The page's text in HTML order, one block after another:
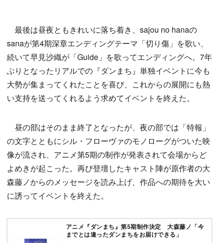
最後は昼夜ともきれいに落ち着き、sajou no hanaの
sanaが第4期深章エンディングテーマ「切り傷」を歌い、
続いて早見沙織が「Guide」を歌ってエンディングへ。7年
ぶりとなったリアルでの『ダンまち』単独イベントに今も
大勢が集まってくれたことを喜び、これからの展開にも熱
い支持を送ってくれるよう求めてイベントを終えた。
昼の部はそのまま終了となったが、夜の部では「特報」
の文字とともにシル・フローヴァのモノローグがついた映
像が流され、アニメ第5期の制作が発表されて会場からど
よめきが起こった。再び登壇したキャスト陣が原作者の大
森藤ノからのメッセージを読み上げ、作品への期待を大い
に誘ってイベントを終えた。
アニメ『ダンまち』第5期制作決定 大森藤ノ「今
までとは違ったダンまちをお届けできる」